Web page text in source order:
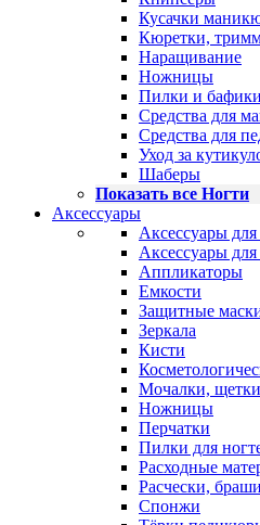
Кусачки
Кюретки,
Наращивание
Ножницы
Пилки и бафики
Средства для
Средства для
Уход за
Шаберы
Показать все Ногти
Аксессуары
Аксессуары для
Аксессуары
Аппликаторы
Емкости
Защитные
Зеркала
Кисти
Мочалки, щетки
Ножницы
Перчатки
Пилки для
Расходные
Расчески,
Спонжи